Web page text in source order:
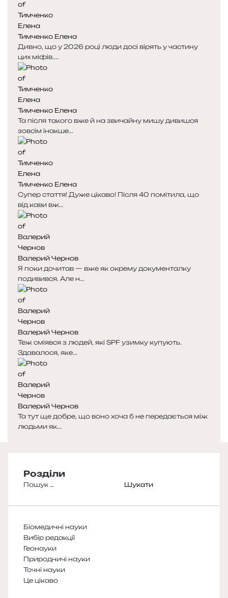
Тимченко Елена
Дивно, що у 2026 році люди досі вірять у частину
цих міфів....
Тимченко Елена
Та після такого вже й на звичайну мишу дивишся
зовсім інакше...
Тимченко Елена
Супер стаття! Дуже цікаво! Після 40 помітила, що
від кави вж...
Валерий Чернов
Я поки дочитав — вже як окрему документалку
подивився. Але н...
Валерий Чернов
Теж сміявся з людей, які SPF узимку купують.
Здавалося, яке...
Валерий Чернов
Та тут ще добре, що воно хоча б не передається між
людьми як...
Розділи
Пошук:
Біомедичні науки
Вибір редакції
Геонауки
Природничі науки
Точні науки
Це цікаво